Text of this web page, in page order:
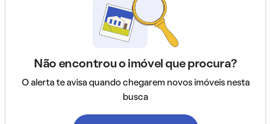
Não encontrou o imóvel que procura?
O alerta te avisa quando chegarem novos imóveis nesta
busca